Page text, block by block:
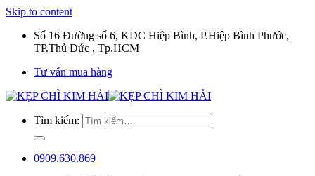
Skip to content
Số 16 Đường số 6, KDC Hiệp Bình, P.Hiệp Bình Phước,
TP.Thủ Đức , Tp.HCM
Tư vấn mua hàng
Tìm kiếm:
0909.630.869